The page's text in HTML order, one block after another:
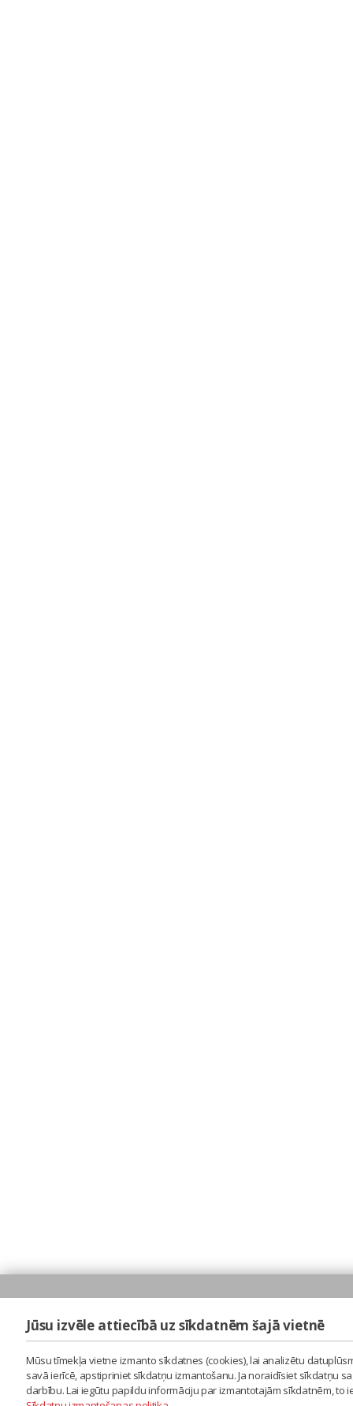
Jūsu izvēle attiecībā uz sīkdatnēm šajā vietnē
Mūsu tīmekļa vietne izmanto sīkdatnes (cookies), lai analizētu
savā ierīcē, apstipriniet sīkdatņu izmantošanu. Ja noraidīsiet sīkdatņu
darbību. Lai iegūtu papildu informāciju par izmantotajām sīkdatnēm,